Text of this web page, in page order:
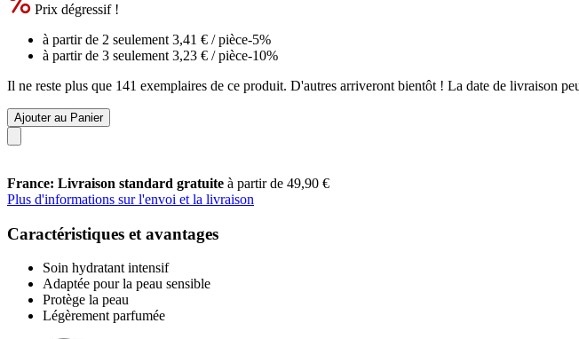
Prix dégressif !
à partir de 2 seulement 3,41 € / pièce-5%
à partir de 3 seulement 3,23 € / pièce-10%
Il ne reste plus que 141 exemplaires de ce produit. D'autres arriveront bientôt ! La date de livraison
Ajouter au Panier
France: Livraison standard gratuite à partir de 49,90 €
Plus d'informations sur l'envoi et la livraison
Caractéristiques et avantages
Soin hydratant intensif
Adaptée pour la peau sensible
Protège la peau
Légèrement parfumée